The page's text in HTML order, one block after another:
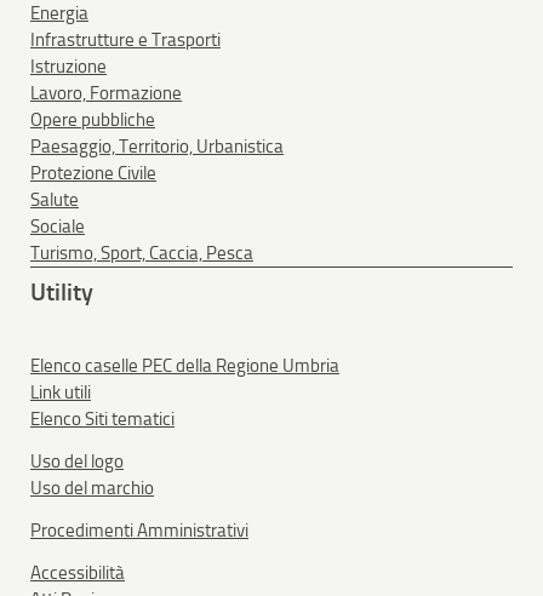
Energia
Infrastrutture e Trasporti
Istruzione
Lavoro, Formazione
Opere pubbliche
Paesaggio, Territorio, Urbanistica
Protezione Civile
Salute
Sociale
Turismo, Sport, Caccia, Pesca
Utility
Elenco caselle PEC della Regione Umbria
Link utili
Elenco Siti tematici
Uso del logo
Uso del marchio
Procedimenti Amministrativi
Accessibilità